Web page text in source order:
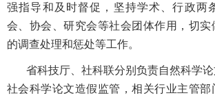
强指导和及时督促，坚持学术、行政两
会、协会、研究会等社会团体作用，切实
的调查处理和惩处等工作。
省科技厅、社科联分别负责自然科学
社会科学论文造假监管，相关行业主管部